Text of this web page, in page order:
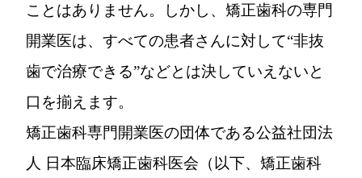
ことはありません。しかし、矯正歯科の専門
開業医は、すべての患者さんに対して“非抜
歯で治療できる”などとは決していえないと
口を揃えます。
矯正歯科専門開業医の団体である公益社団法
人 日本臨床矯正歯科医会（以下、矯正歯科